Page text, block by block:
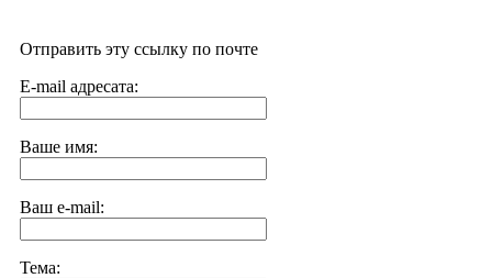
Отправить эту ссылку по почте
E-mail адресата:
Ваше имя:
Ваш e-mail:
Тема: